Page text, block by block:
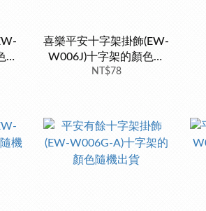
隨
喜樂平安十字架掛飾(EW-
W006J)十字架的顏色隨
機出貨
NT$78